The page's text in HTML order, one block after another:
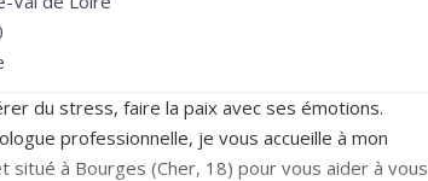
du stress, faire la paix avec ses émotions.
professionnelle, je vous accueille à mon
situé à Bourges (Cher, 18) pour vous aider à vous